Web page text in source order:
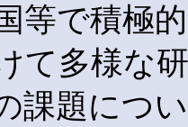
等で積極
て多様な
課題につ